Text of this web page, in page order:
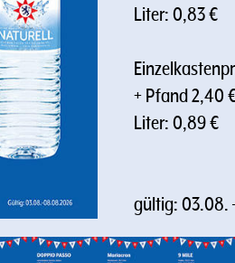
Liter: 0,83 €
+ Pfand 2,40
Liter: 0,89 €
gültig:03.08.